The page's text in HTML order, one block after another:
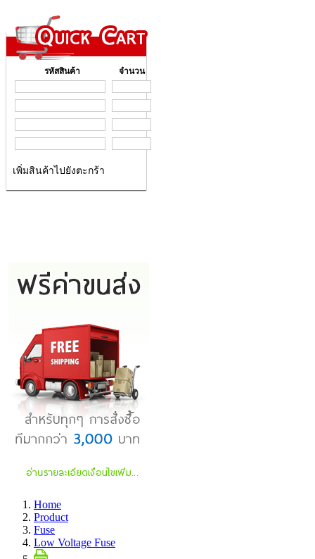
รหัสสินค้า จำนวน
เพิ่มสินค้าไปยังตะกร้า
Home
Product
Fuse
Low Voltage Fuse